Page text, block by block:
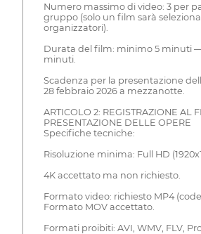
Numero massimo di video: 3 per
gruppo (solo un film sarà
organizzatori).
Durata del film: minimo 5 minuti
minuti.
Scadenza per la presentazione
28 febbraio 2026 a mezzanotte.
ARTICOLO 2: REGISTRAZIONE AL
PRESENTAZIONE DELLE OPERE
Specifiche tecniche:
Risoluzione minima: Full HD
4K accettato ma non richiesto.
Formato video: richiesto MP4
Formato MOV accettato.
Formati proibiti: AVI, WMV, FLV,